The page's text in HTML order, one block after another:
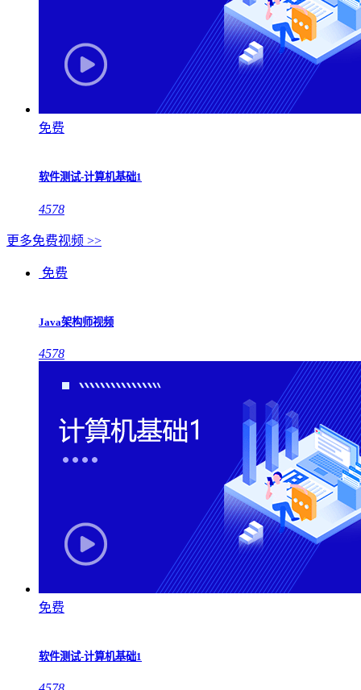
免费
软件测试-计算机基础1
4578
更多免费视频 >>
免费
Java架构师视频
4578
免费
软件测试-计算机基础1